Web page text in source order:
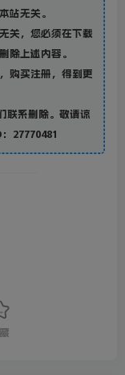
站无关。
关，您必须在下载
除上述内容。
购买注册，得到更
联系删除。敬请谅
27770481